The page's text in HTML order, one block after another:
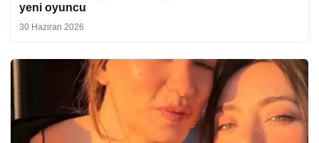
yeni oyuncu
30 Haziran 2026